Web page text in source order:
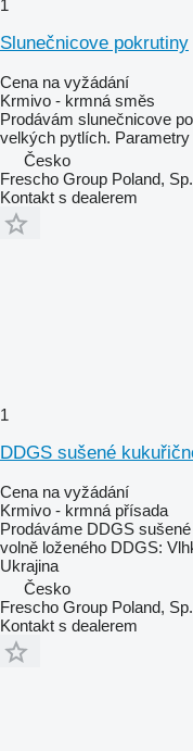
1
Slunečnicove pokrutiny
Cena na vyžádání
Krmivo - krmná směs
Prodávám slunečnicove
velkých pytlích. Parametry
Česko
Frescho Group Poland,
Kontakt s dealerem
1
DDGS sušené
Cena na vyžádání
Krmivo - krmná přísada
Prodáváme DDGS
volně loženého DDGS:
Ukrajina
Česko
Frescho Group Poland,
Kontakt s dealerem